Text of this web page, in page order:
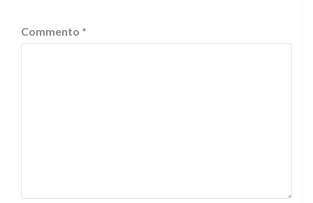
Commento *